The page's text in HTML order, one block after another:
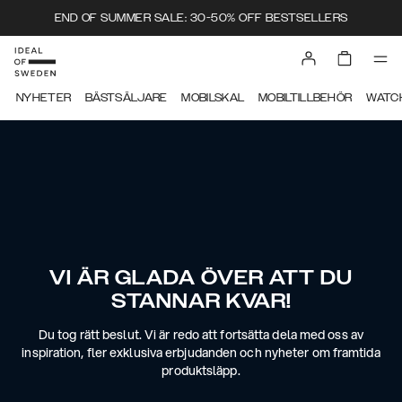
END OF SUMMER SALE: 30-50% OFF BESTSELLERS
NYHETER BÄSTSÄLJARE MOBILSKAL MOBILTILLBEHÖR
VI ÄR GLADA ÖVER ATT DU
STANNAR KVAR!
Du tog rätt beslut. Vi är redo att fortsätta dela med oss av
inspiration, fler exklusiva erbjudanden och nyheter om framtida
produktsläpp.